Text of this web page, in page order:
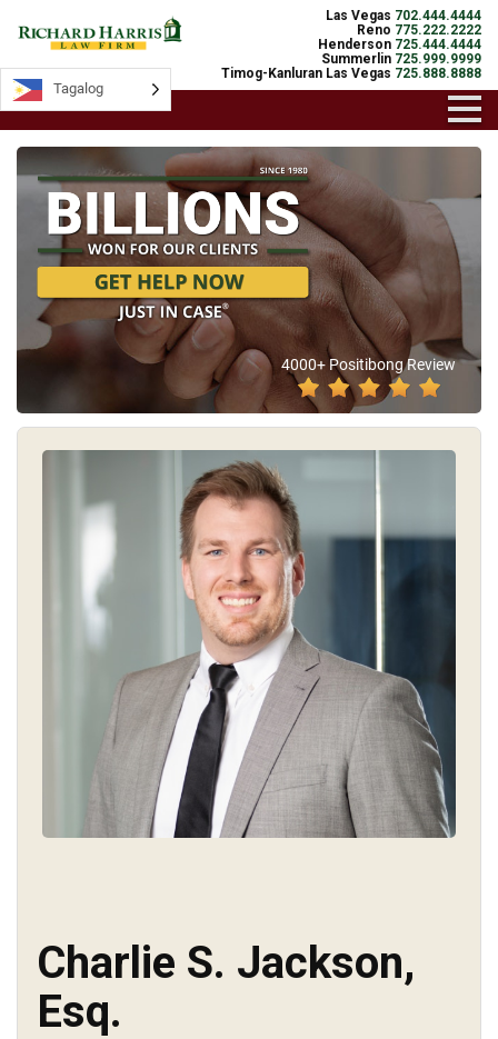
Las Vegas 702.444.4444
Reno 775.222.2222
Henderson 725.444.4444
Summerlin 725.999.9999
Timog-Kanluran Las Vegas 725.888.8888
4000+ Positibong Review
Charlie S. Jackson,
Esq.
Tagalog
Tagalog